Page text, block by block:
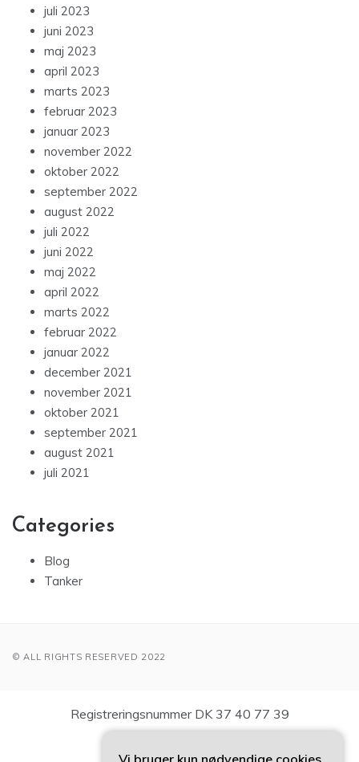
juli 2023
juni 2023
maj 2023
april 2023
marts 2023
februar 2023
januar 2023
november 2022
oktober 2022
september 2022
august 2022
juli 2022
juni 2022
maj 2022
april 2022
marts 2022
februar 2022
januar 2022
december 2021
november 2021
oktober 2021
september 2021
august 2021
juli 2021
Categories
Blog
Tanker
© ALL RIGHTS RESERVED 2022
Registreringsnummer DK 37 40 77 39
Vi bruger kun nødvendige cookies